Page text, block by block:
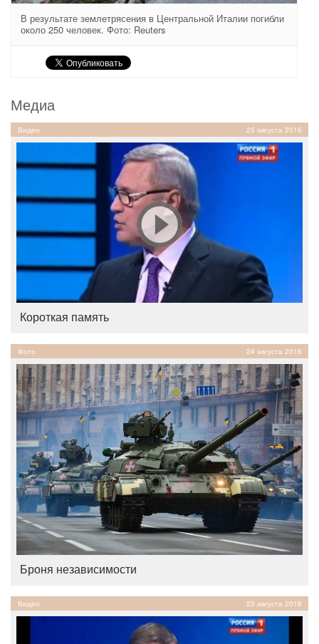
В результате землетрясения в Центральной Италии погибли
около 250 человек. Фото: Reuters
Медиа
Видео 25 августа 2016
Короткая память
Фото 24 августа 2016
Броня независимости
Видео 23 августа 2016